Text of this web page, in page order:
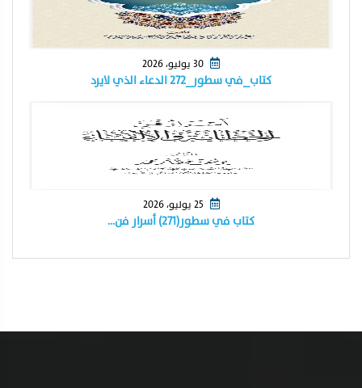
كتاب_في سطور_٢٧٢ الدعاء الذي لايرد
كتاب في سطور(٢٧١) أسرار فن…